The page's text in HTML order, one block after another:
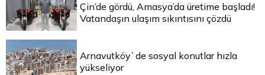
Çin’de gördü, Amasya’da üretime başladı!
Vatandaşın ulaşım sıkıntısını çözdü
Arnavutköy`de sosyal konutlar hızla
yükseliyor